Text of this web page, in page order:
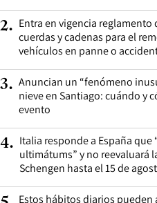
2. Entra en vigencia
cuerdas y cadenas para el
vehículos en panne o
3. Anuncian un “fenómeno
nieve en Santiago: cuándo y
evento
4. Italia responde a España que
ultimátums” y no reevaluará
Schengen hasta el 15 de
Estos hábitos diarios pueden